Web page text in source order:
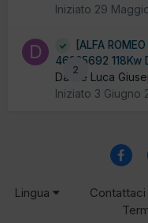
Iniziato 29
2
[ALFA
46335692 118Kw
Da De Luca
Iniziato 3 Giugno
Lingua Contattaci